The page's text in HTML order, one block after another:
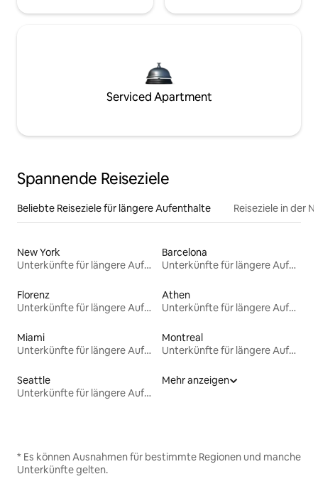
Serviced Apartment
Spannende Reiseziele
Beliebte Reiseziele für längere Aufenthalte Reiseziele in der
New York
Unterkünfte für längere Aufenthalte
Barcelona
Unterkünfte für längere Aufenthalte
Florenz
Unterkünfte für längere Aufenthalte
Athen
Unterkünfte für längere Aufenthalte
Miami
Unterkünfte für längere Aufenthalte
Montreal
Unterkünfte für längere Aufenthalte
Seattle
Unterkünfte für längere Aufenthalte
Mehr anzeigen
* Es können Ausnahmen für bestimmte Regionen und manche
Unterkünfte gelten.